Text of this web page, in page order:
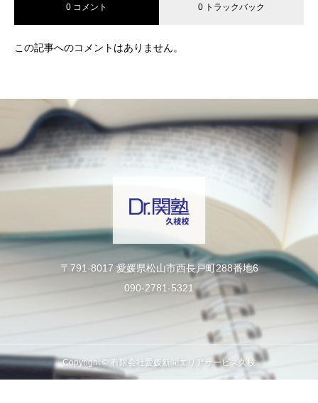
0 コメント 0 トラックバック
この記事へのコメントはありません。
〒791-8017 愛媛県松山市西長戸町288番地6
090-2781-5321
Copyright © 有限会社愛媛新聞エリアサービス久枝